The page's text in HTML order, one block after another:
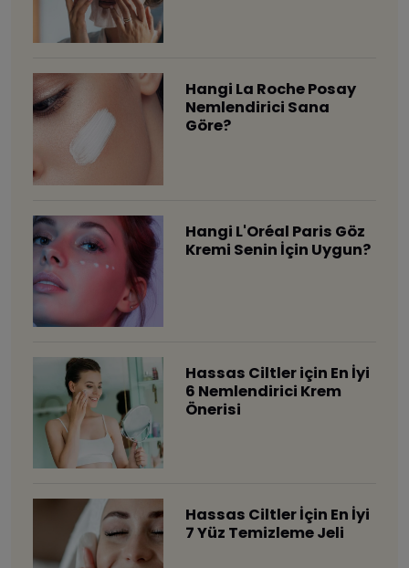
Hangi La Roche Posay
Nemlendirici Sana
Göre?
Hangi L'Oréal Paris Göz
Kremi Senin İçin Uygun?
Hassas Ciltler için En İyi
6 Nemlendirici Krem
Önerisi
Hassas Ciltler İçin En İyi
7 Yüz Temizleme Jeli